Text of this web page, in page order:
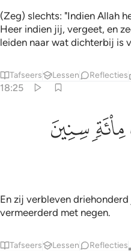
(Zeg) slechts: "Indien Allah
Heer indien jij, vergeet, en
leiden naar wat dichterbij is
Tafseers Lessen Reflecties
18:25
تسعا ٢٥
وَٱزْدَادُوا۟ تِسْعًۭا ٢٥
ﲩﲪ
En zij verbleven
vermeerderd met negen.
Tafseers Lessen Reflecties